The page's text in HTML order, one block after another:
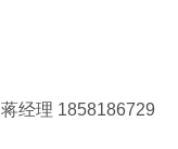
经理 1858186729